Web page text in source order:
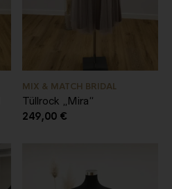
MIX & MATCH BRIDAL
Tüllrock „Mira“
249,00 €